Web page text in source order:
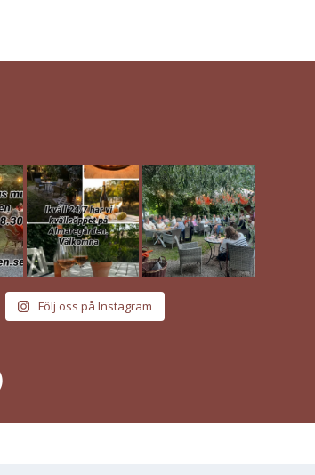
Följ oss på Instagram